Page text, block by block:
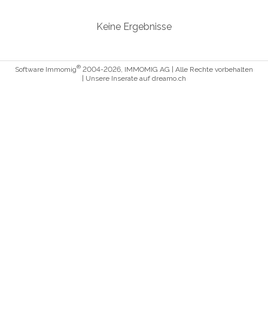
Keine Ergebnisse
Software Immomig® 2004-2026, IMMOMIG AG | Alle Rechte vorbehalten
| Unsere Inserate auf dreamo.ch